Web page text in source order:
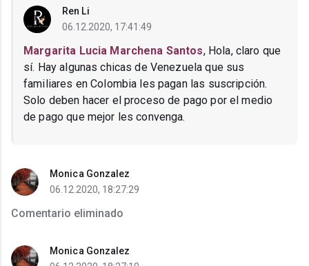
Ren Li
06.12.2020, 17:41:49
Margarita Lucia Marchena Santos, Hola, claro que
sí. Hay algunas chicas de Venezuela que sus
familiares en Colombia les pagan las suscripción.
Solo deben hacer el proceso de pago por el medio
de pago que mejor les convenga.
Monica Gonzalez
06.12.2020, 18:27:29
Comentario eliminado
Monica Gonzalez